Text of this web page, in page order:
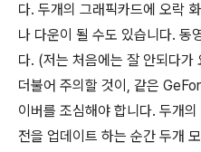
다. 두개의 그래픽카드에 오락
나 다운이 될 수도 있습니다. 동
다. (저는 처음에는 잘 안되다가
더불어 주의할 것이, 같은
이버를 조심해야 합니다. 두개
전을 업데이트 하는 순간 두개